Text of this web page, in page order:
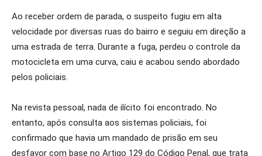
Ao receber ordem de parada, o suspeito fugiu em alta
velocidade por diversas ruas do bairro e seguiu em direção a
uma estrada de terra. Durante a fuga, perdeu o controle da
motocicleta em uma curva, caiu e acabou sendo abordado
pelos policiais.
Na revista pessoal, nada de ilícito foi encontrado. No
entanto, após consulta aos sistemas policiais, foi
confirmado que havia um mandado de prisão em seu
desfavor com base no Artigo 129 do Código Penal, que trata